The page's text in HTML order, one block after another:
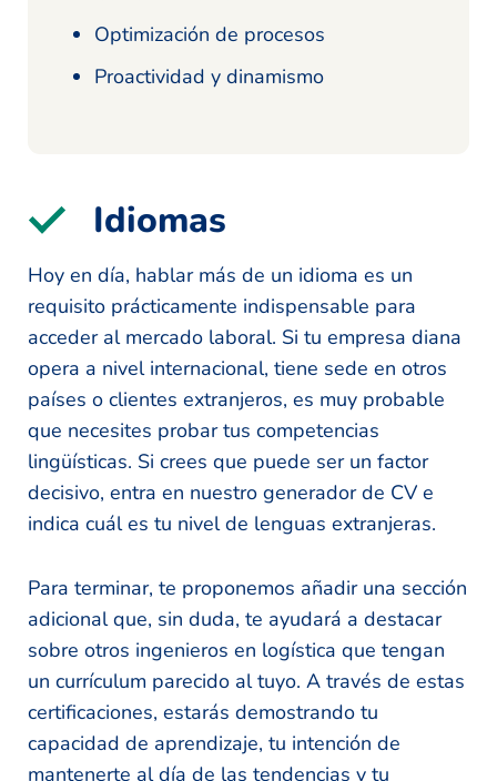
Optimización de procesos
Proactividad y dinamismo
Idiomas
Hoy en día, hablar más de un idioma es un
requisito prácticamente indispensable para
acceder al mercado laboral. Si tu empresa diana
opera a nivel internacional, tiene sede en otros
países o clientes extranjeros, es muy probable
que necesites probar tus competencias
lingüísticas. Si crees que puede ser un factor
decisivo, entra en nuestro generador de CV e
indica cuál es tu nivel de lenguas extranjeras.
Para terminar, te proponemos añadir una sección
adicional que, sin duda, te ayudará a destacar
sobre otros ingenieros en logística que tengan
un currículum parecido al tuyo. A través de estas
certificaciones, estarás demostrando tu
capacidad de aprendizaje, tu intención de
mantenerte al día de las tendencias y tu